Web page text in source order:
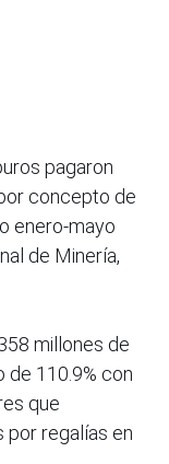
pagaron
concepto de
enero-mayo
de Minería,
millones de
110.9% con
que
por regalías en